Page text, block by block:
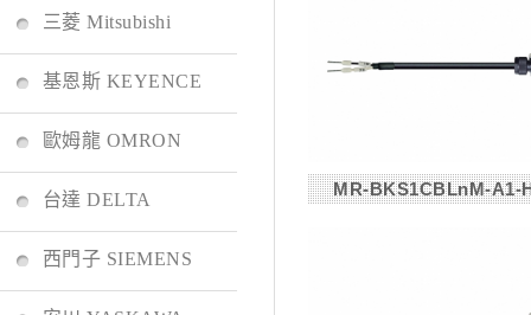
三菱 Mitsubishi
基恩斯 KEYENCE
歐姆龍 OMRON
台達 DELTA
西門子 SIEMENS
MR-BKS1CBLnM-A1-